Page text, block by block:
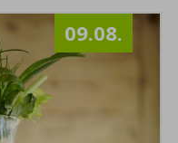
09.08.